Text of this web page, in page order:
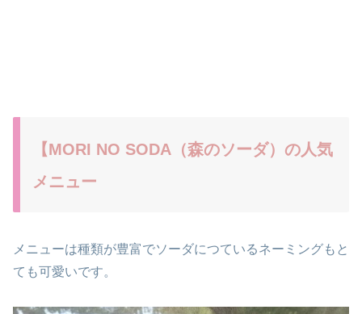
【MORI NO SODA（森のソーダ）の人気
メニュー
メニューは種類が豊富でソーダにつているネーミングもと
ても可愛いです。